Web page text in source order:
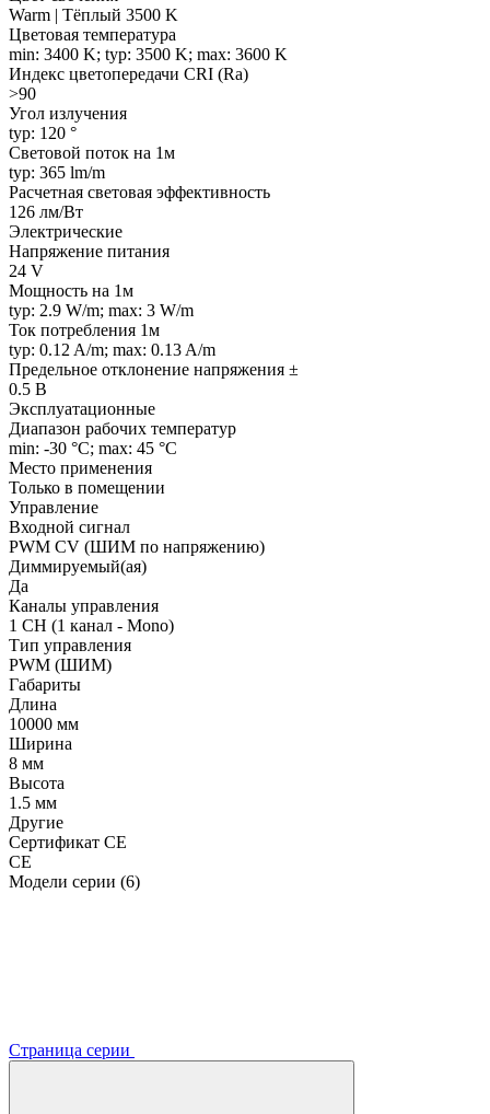
Warm | Тёплый 3500 K
Цветовая температура
min: 3400 K; typ: 3500 K; max: 3600 K
Индекс цветопередачи CRI (Ra)
>90
Угол излучения
typ: 120 °
Световой поток на 1м
typ: 365 lm/m
Расчетная световая эффективность
126 лм/Вт
Электрические
Напряжение питания
24 V
Мощность на 1м
typ: 2.9 W/m; max: 3 W/m
Ток потребления 1м
typ: 0.12 A/m; max: 0.13 A/m
Предельное отклонение напряжения ±
0.5 В
Эксплуатационные
Диапазон рабочих температур
min: -30 °C; max: 45 °C
Место применения
Только в помещении
Управление
Входной сигнал
PWM СV (ШИМ по напряжению)
Диммируемый(ая)
Да
Каналы управления
1 CH (1 канал - Mono)
Тип управления
PWM (ШИМ)
Габариты
Длина
10000 мм
Ширина
8 мм
Высота
1.5 мм
Другие
Сертификат CE
CE
Модели серии (6)
Страница серии